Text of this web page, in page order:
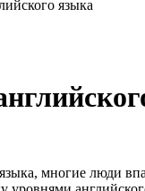
языка
многие люди